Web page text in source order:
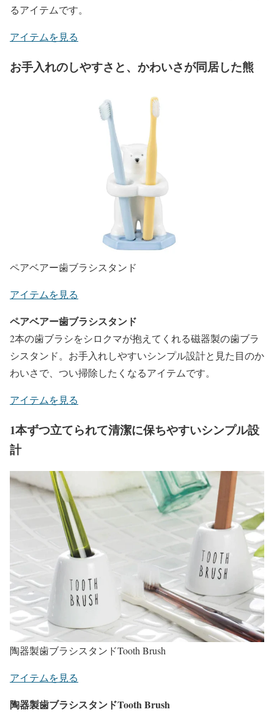
るアイテムです。
アイテムを見る
お手入れのしやすさと、かわいさが同居した熊
ペアベアー歯ブラシスタンド
アイテムを見る
ペアベアー歯ブラシスタンド
2本の歯ブラシをシロクマが抱えてくれる磁器製の歯ブラ
シスタンド。お手入れしやすいシンプル設計と見た目のか
わいさで、つい掃除したくなるアイテムです。
アイテムを見る
1本ずつ立てられて清潔に保ちやすいシンプル設
計
陶器製歯ブラシスタンドTooth Brush
アイテムを見る
陶器製歯ブラシスタンドTooth Brush